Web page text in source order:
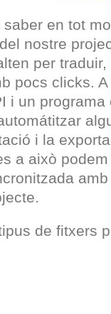
en tot
nostre
per
pocs clicks.
i un
i la
a això
de fitxers